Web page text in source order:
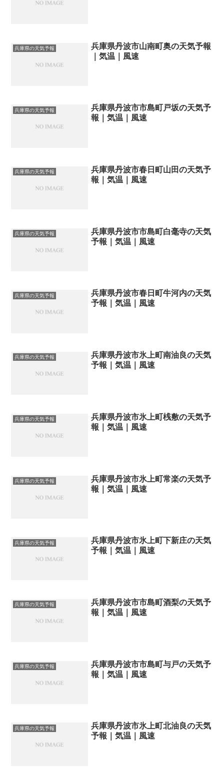
兵庫県の天気予報
兵庫県丹波市山南町奥の天気予報
｜気温｜風速
兵庫県の天気予報
兵庫県丹波市市島町戸坂の天気予
報｜気温｜風速
兵庫県の天気予報
兵庫県丹波市春日町山田の天気予
報｜気温｜風速
兵庫県の天気予報
兵庫県丹波市市島町白毫寺の天気
予報｜気温｜風速
兵庫県の天気予報
兵庫県丹波市春日町牛河内の天気
予報｜気温｜風速
兵庫県の天気予報
兵庫県丹波市氷上町南油良の天気
予報｜気温｜風速
兵庫県の天気予報
兵庫県丹波市氷上町桟敷の天気予
報｜気温｜風速
兵庫県の天気予報
兵庫県丹波市氷上町常楽の天気予
報｜気温｜風速
兵庫県の天気予報
兵庫県丹波市氷上町下新庄の天気
予報｜気温｜風速
兵庫県の天気予報
兵庫県丹波市市島町酒梨の天気予
報｜気温｜風速
兵庫県の天気予報
兵庫県丹波市市島町与戸の天気予
報｜気温｜風速
兵庫県の天気予報
兵庫県丹波市氷上町北油良の天気
予報｜気温｜風速